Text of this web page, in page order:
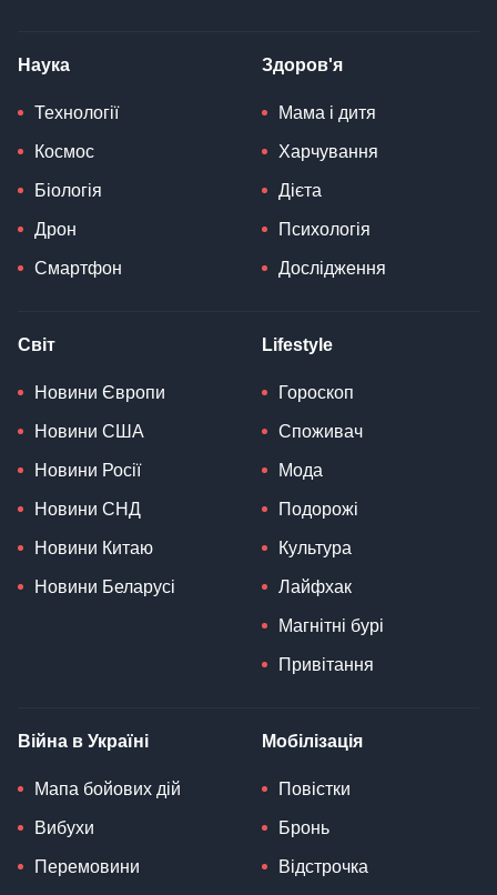
Наука
Технології
Космос
Біологія
Дрон
Смартфон
Здоров'я
Мама і дитя
Харчування
Дієта
Психологія
Дослідження
Світ
Новини Європи
Новини США
Новини Росії
Новини СНД
Новини Китаю
Новини Беларусі
Lifestyle
Гороскоп
Споживач
Мода
Подорожі
Культура
Лайфхак
Магнітні бурі
Привітання
Війна в Україні
Мапа бойових дій
Вибухи
Перемовини
Мобілізація
Повістки
Бронь
Відстрочка